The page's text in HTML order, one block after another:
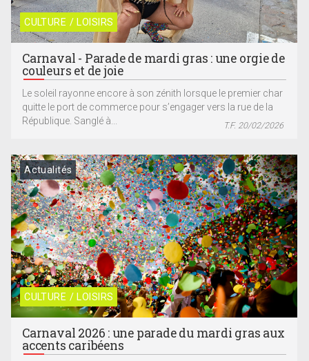
CULTURE / LOISIRS
Carnaval - Parade de mardi gras : une orgie de
couleurs et de joie
Le soleil rayonne encore à son zénith lorsque le premier char
quitte le port de commerce pour s’engager vers la rue de la
République. Sanglé à...
T.F. 20/02/2026
CULTURE / LOISIRS
Actualités
Carnaval 2026 : une parade du mardi gras aux
accents caribéens